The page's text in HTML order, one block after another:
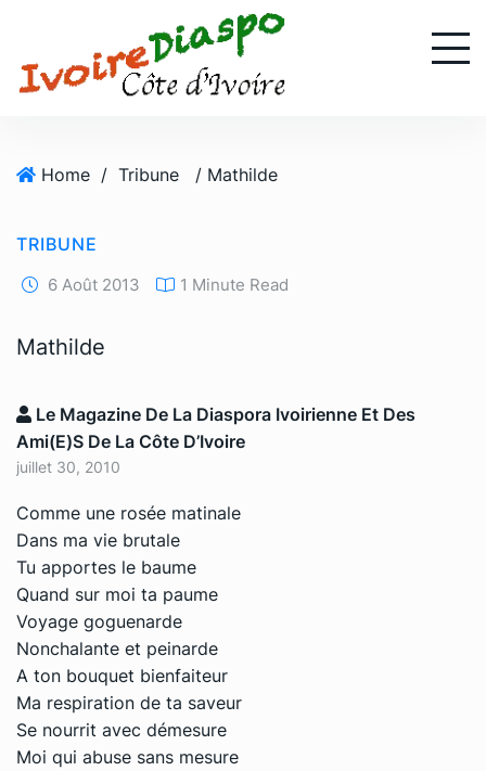
Home / Tribune / Mathilde
TRIBUNE
6 Août 2013 1 Minute Read
Mathilde
Le Magazine De La Diaspora Ivoirienne Et Des
Ami(e)s De La Côte D’Ivoire
juillet 30, 2010
Comme une rosée matinale
Dans ma vie brutale
Tu apportes le baume
Quand sur moi ta paume
Voyage goguenarde
Nonchalante et peinarde
A ton bouquet bienfaiteur
Ma respiration de ta saveur
Se nourrit avec démesure
Moi qui abuse sans mesure